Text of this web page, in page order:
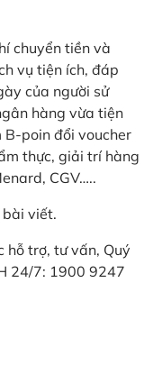
chuyển tiền và
vụ tiện ích, đáp
của người sử
hàng vừa tiện
B-poin đổi voucher
thực, giải trí hàng
CGV…..
viết.
trợ, tư vấn, Quý
24/7: 1900 9247